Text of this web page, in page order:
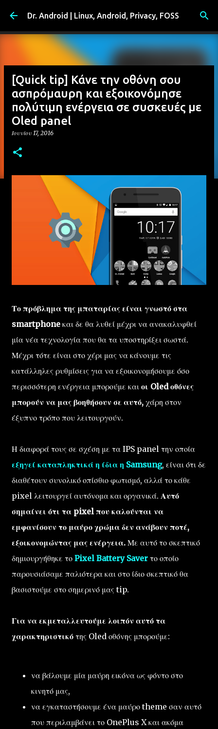
Μετάβαση στο κύριο περιεχόμενο
Dr. Android | Linux, Android, Privacy, FOSS
[Quick tip] Κάνε την οθόνη σου
ασπρόμαυρη και εξοικονόμησε
πολύτιμη ενέργεια σε συσκευές με
Oled panel
Ιουνίου 17, 2016
Το πρόβλημα της μπαταρίας είναι γνωστό στα
smartphone και δε θα λυθεί μέχρι να ανακαλυφθεί
μία νέα τεχνολογία που θα τα υποστηρίξει σωστά.
Μέχρι τότε είναι στο χέρι μας να κάνουμε τις
κατάλληλες ρυθμίσεις για να εξοικονομήσουμε όσο
περισσότερη ενέργεια μπορούμε και οι Oled οθόνες
μπορούν να μας βοηθήσουν σε αυτό, χάρη στον
έξυπνο τρόπο που λειτουργούν.
Η διαφορά τους σε σχέση με τα IPS panel την οποία
εξηγεί καταπληκτικά η ίδια η Samsung, είναι ότι δε
διαθέτουν συνολικό οπίσθιο φωτισμό, αλλά το κάθε
pixel λειτουργεί αυτόνομα και οργανικά. Αυτό
σημαίνει ότι τα pixel που καλούνται να
εμφανίσουν το μαύρο χρώμα δεν ανάβουν ποτέ,
εξοικονομώντας μας ενέργεια. Με αυτό το σκεπτικό
δημιουργήθηκε το Pixel Battery Saver το οποίο
παρουσιάσαμε παλιότερα και στο ίδιο σκεπτικό θα
βασιστούμε στο σημερινό μας tip.
Για να εκμεταλλευτούμε λοιπόν αυτό τα
χαρακτηριστικό της Oled οθόνης μπορούμε:
να βάλουμε μία μαύρη εικόνα ως φόντο στο
κινητό μας,
να εγκαταστήσουμε ένα μαύρο theme σαν αυτό
που περιλαμβάνει το OnePlus X και ακόμα